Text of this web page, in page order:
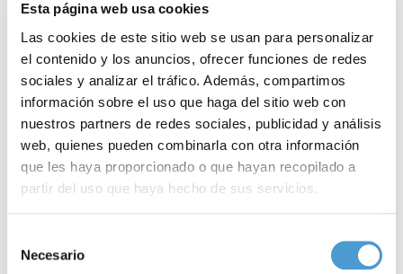
Esta página web usa cookies
Las cookies de este sitio web se usan para personalizar
el contenido y los anuncios, ofrecer funciones de redes
sociales y analizar el tráfico. Además, compartimos
información sobre el uso que haga del sitio web con
nuestros partners de redes sociales, publicidad y análisis
web, quienes pueden combinarla con otra información
que les haya proporcionado o que hayan recopilado a
partir del uso que haya hecho de sus servicios.
de cookies
Necesario
Tecnología: ¿cómo fomentar un uso...
DE INTERÉS